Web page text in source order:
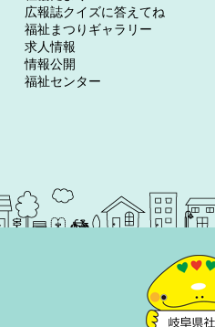
広報誌クイズに答えてね
福祉まつりギャラリー
求人情報
情報公開
福祉センター